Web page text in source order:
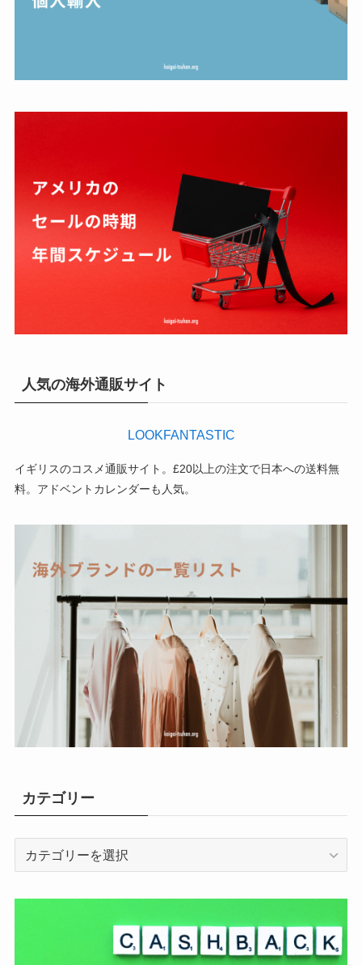
人気の海外通販サイト
LOOKFANTASTIC
イギリスのコスメ通販サイト。£20以上の注文で日本への送料無
料。アドベントカレンダーも人気。
カテゴリー